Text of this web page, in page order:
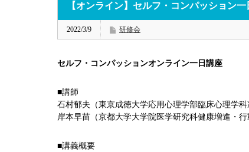
【オンライン】セルフ・コンパッション
2022/3/9 研修会
セルフ・コンパッションオンライン一日講座
■講師
石村郁夫（東京成徳大学応用心理学部臨床心理学科
岸本早苗（京都大学大学院医学研究科健康増進・行
■講義概要